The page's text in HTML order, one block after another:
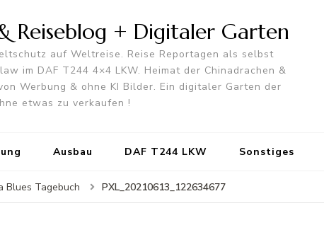
Reiseblog + Digitaler Garten
auf Weltreise. Reise Reportagen als selbst
im DAF T244 4×4 LKW. Heimat der Chinadrachen &
Werbung & ohne KI Bilder. Ein digitaler Garten der
etwas zu verkaufen !
Ausbau DAF T244 LKW Sonstiges
Blues Tagebuch PXL_20210613_122634677